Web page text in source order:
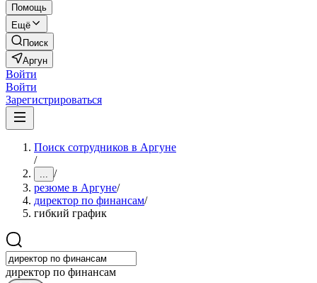
Помощь
Ещё
Поиск
Аргун
Войти
Войти
Зарегистрироваться
Поиск сотрудников в Аргуне
/
... /
резюме в Аргуне/
директор по финансам/
гибкий график
директор по финансам